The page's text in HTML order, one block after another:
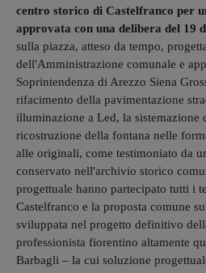
centro storico di Castelfranco per
approvata con una delibera del 19
sulla piazza, atteso da tempo,
dell'Amministrazione comunale e
Soprintendenza di Arezzo Siena
rifacimento della pavimentazione
illuminazione a Led, la sistemazione
ricostruzione della fontana nelle
alle originali, come testimoniato da
conservato nell'archivio storico
progettuale hanno partecipato tutti i
Castelfranco e la proposta comune
sviluppata nel progetto definitivo
professionista fiorentino altamente
Barbagli – la cui soluzione